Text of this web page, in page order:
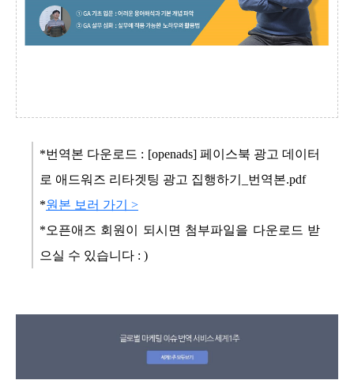
*번역본 다운로드 : [openads] 페이스북 광고 데이터
로 애드워즈 리타겟팅 광고 집행하기_번역본.pdf
*원본 보러 가기 >
*오픈애즈 회원이 되시면 첨부파일을 다운로드 받
으실 수 있습니다 : )